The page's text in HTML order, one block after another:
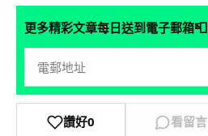
更多精彩文章每日送到電子郵箱📮
讚好0 看留言